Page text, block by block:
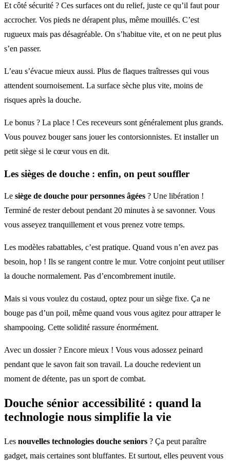
Et côté sécurité ? Ces surfaces ont du relief, juste ce qu’il faut pour
accrocher. Vos pieds ne dérapent plus, même mouillés. C’est
rugueux mais pas désagréable. On s’habitue vite, et on ne peut plus
s’en passer.
L’eau s’évacue mieux aussi. Plus de flaques traîtresses qui vous
attendent sournoisement. La surface sèche plus vite, moins de
risques après la douche.
Le bonus ? La place ! Ces receveurs sont généralement plus grands.
Vous pouvez bouger sans jouer les contorsionnistes. Et installer un
petit siège si le cœur vous en dit.
Les sièges de douche : enfin, on peut souffler
Le siège de douche pour personnes âgées ? Une libération !
Terminé de rester debout pendant 20 minutes à se savonner. Vous
vous asseyez tranquillement et vous prenez votre temps.
Les modèles rabattables, c’est pratique. Quand vous n’en avez pas
besoin, hop ! Ils se rangent contre le mur. Votre conjoint peut utiliser
la douche normalement. Pas d’encombrement inutile.
Mais si vous voulez du costaud, optez pour un siège fixe. Ça ne
bouge pas d’un poil, même quand vous vous agitez pour attraper le
shampooing. Cette solidité rassure énormément.
Avec un dossier ? Encore mieux ! Vous vous adossez peinard
pendant que le savon fait son travail. La douche redevient un
moment de détente, pas un sport de combat.
Douche sénior accessibilité : quand la
technologie nous simplifie la vie
Les nouvelles technologies douche seniors ? Ça peut paraître
gadget, mais certaines sont bluffantes. Et surtout, elles peuvent vous